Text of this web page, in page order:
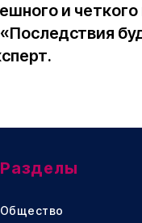
и
Разделы
Общество